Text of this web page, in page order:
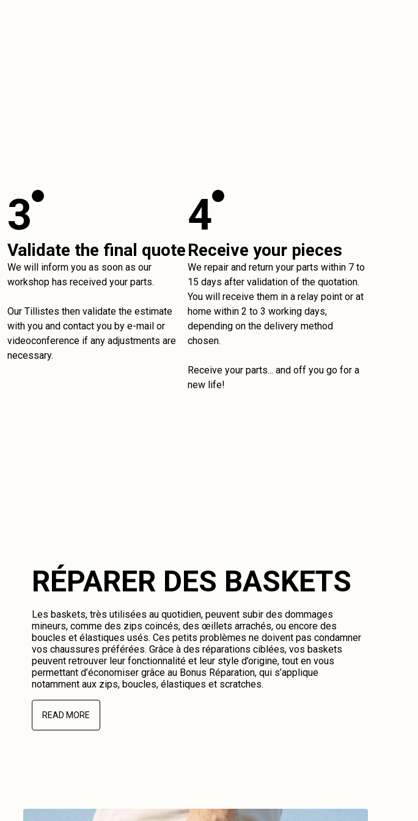
3
Validate the final quote
We will inform you as soon as our
workshop has received your parts.
Our Tillistes then validate the estimate
with you and contact you by e-mail or
videoconference if any adjustments are
necessary.
4
Receive your pieces
We repair and return your parts within 7 to
15 days after validation of the quotation.
You will receive them in a relay point or at
home within 2 to 3 working days,
depending on the delivery method
chosen.
Receive your parts... and off you go for a
new life!
RÉPARER DES BASKETS
Les baskets, très utilisées au quotidien, peuvent subir des dommages
mineurs, comme des zips coincés, des œillets arrachés, ou encore des
boucles et élastiques usés. Ces petits problèmes ne doivent pas condamner
vos chaussures préférées. Grâce à des réparations ciblées, vos baskets
peuvent retrouver leur fonctionnalité et leur style d’origine, tout en vous
permettant d’économiser grâce au Bonus Réparation, qui s’applique
notamment aux zips, boucles, élastiques et scratches.
READ MORE